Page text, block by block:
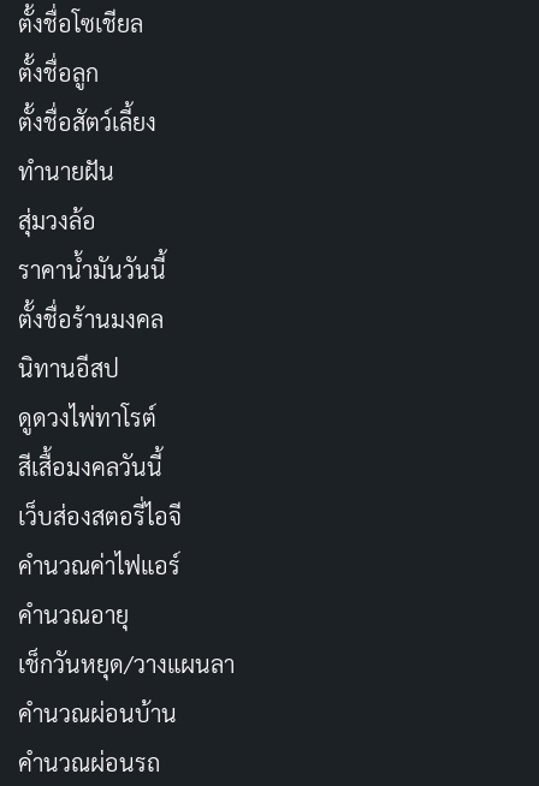
อ่อนในการตรวจสอบข้อเท็จจริงโดยไม่ด่วนตัดสินของ
Knapp คือเหตุผลที่ทำให้เขาได้รับการยอมรับและประสบ
ความสำเร็จในวงการนี้มานานกว่า 37 ปี
สารคดีInvestigation Alien
เหนือธรรมชาติด้วยความละเอียดลึกซึ้งและความเข้มข้นใน
การทำงานของ George Knapp การนำเสนอที่เต็มไปด้วย
ความน่าเชื่อถือและการสืบหาความจริงจากแหล่งข้อมูลต่าง
ๆ ทำให้เรื่องนี้เป็นสารคดีที่น่าติดตามสำหรับผู้ที่สนใจเรื่อง
ลึกลับและเหตุการณ์ที่ยังไม่สามารถอธิบายได้
ประเภท: สารคดี, วิทยาศาสตร์, อาชญากรรม
วันที่ออกอากาศ: 8 พฤศจิกายน 2024
นักแสดงนำ: George Knapp
ผู้กำกับ: ไม่ระบุ
เรตติ้ง IMDb: 7.5/10
ช่องทางการดู:Netflix
ตั้งชื่อโซเชียล
ตั้งชื่อลูก
ตั้งชื่อสัตว์เลี้ยง
ทำนายฝัน
สุ่มวงล้อ
ราคาน้ำมันวันนี้
ตั้งชื่อร้านมงคล
นิทานอีสป
ดูดวงไพ่ทาโรต์
สีเสื้อมงคลวันนี้
เว็บส่องสตอรี่ไอจี
คำนวณค่าไฟแอร์
คำนวณอายุ
เช็กวันหยุด/วางแผนลา
คำนวณผ่อนบ้าน
คำนวณผ่อนรถ